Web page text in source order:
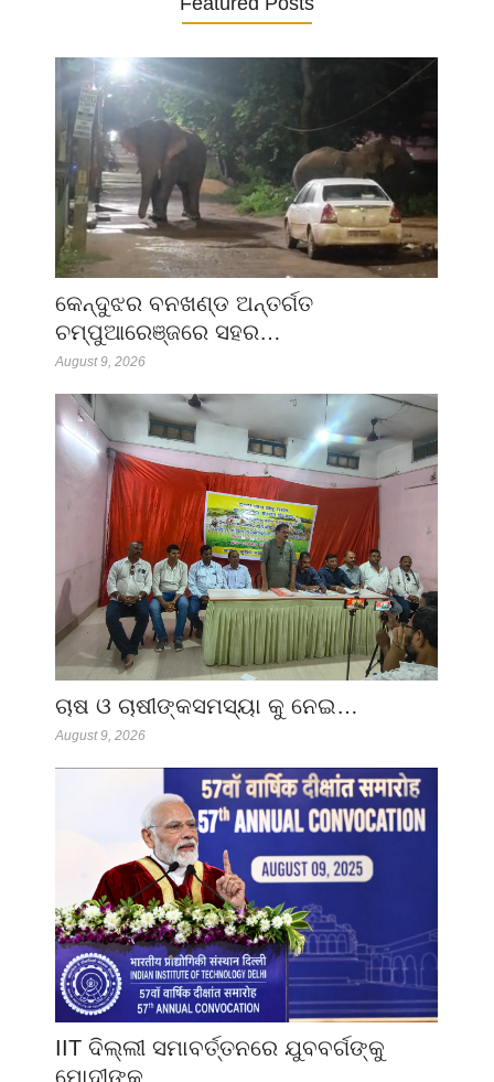
କେନ୍ଦୁଝର ବନଖଣ୍ଡ ଅନ୍ତର୍ଗତ
ଚମ୍ପୁଆରେଞ୍ଜରେ ସହର…
August 9, 2026
ଚାଷ ଓ ଚାଷୀଙ୍କସମସ୍ୟା କୁ ନେଇ…
August 9, 2026
IIT ଦିଲ୍ଲୀ ସମାବର୍ତ୍ତନରେ ଯୁବବର୍ଗଙ୍କୁ
ମୋଦୀଙ୍କ…